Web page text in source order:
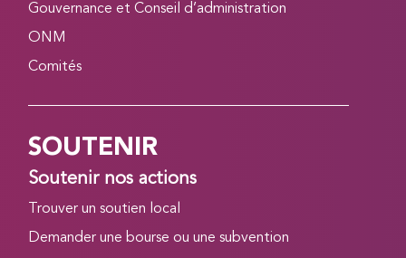
Gouvernance et Conseil d’administration
ONM
Comités
SOUTENIR
Soutenir nos actions
Trouver un soutien local
Demander une bourse ou une subvention